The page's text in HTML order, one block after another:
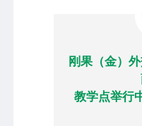
刚果（金）
教学点举行